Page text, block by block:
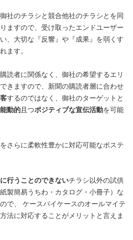
社のチラシと競合他社のチラシとを同
ますので、受け取ったエンドユーザー
、大切な『反響』や『成果』を弱くす
ます。
読者に関係なく、御社の希望するエリ
きますので、新聞の購読者層に合わせ
するのではなく、御社のターゲットと
能動的且つポジティブな宣伝活動を可能
さらに柔軟性豊かに対応可能なポステ
行うことのできないチラシ以外の試供
製簡易うちわ・カタログ・小冊子）な
で、 ケースバイケースのオールマイテ
法に対応することがメリットと言えま